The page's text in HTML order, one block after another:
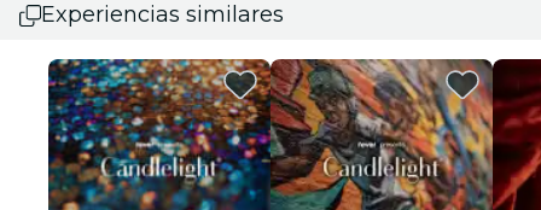
Experiencias similares